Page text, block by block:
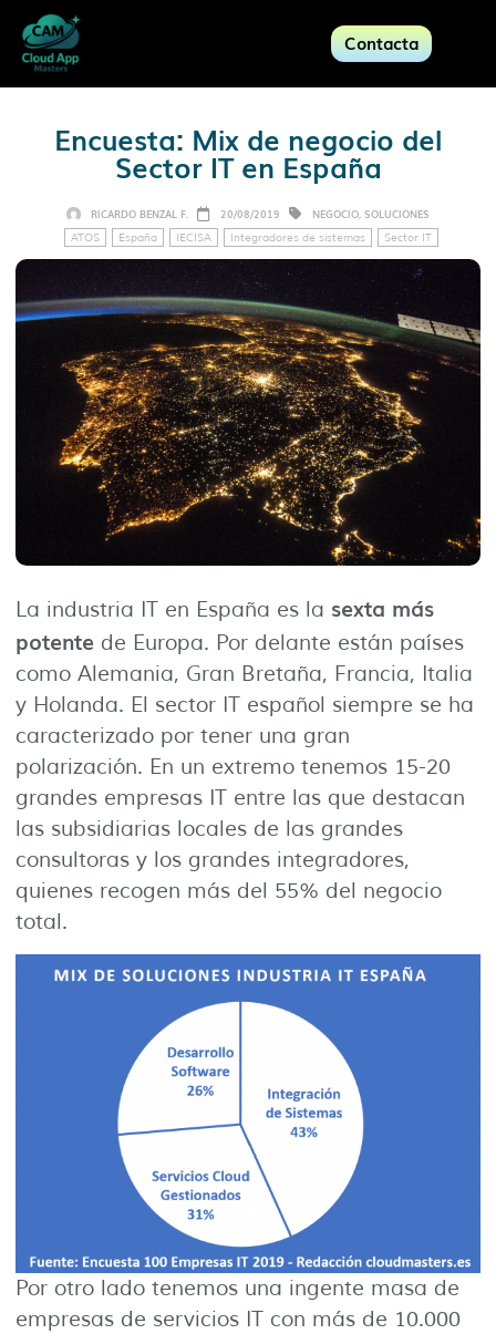
Contacta
Encuesta: Mix de negocio del
Sector IT en España
RICARDO BENZAL F. 20/08/2019 NEGOCIO, SOLUCIONES
ATOS España IECISA Integradores de sistemas Sector IT
La industria IT en España es la sexta más
potente de Europa. Por delante están países
como Alemania, Gran Bretaña, Francia, Italia
y Holanda. El sector IT español siempre se ha
caracterizado por tener una gran
polarización. En un extremo tenemos 15-20
grandes empresas IT entre las que destacan
las subsidiarias locales de las grandes
consultoras y los grandes integradores,
quienes recogen más del 55% del negocio
total.
Por otro lado tenemos una ingente masa de
empresas de servicios IT con más de 10.000